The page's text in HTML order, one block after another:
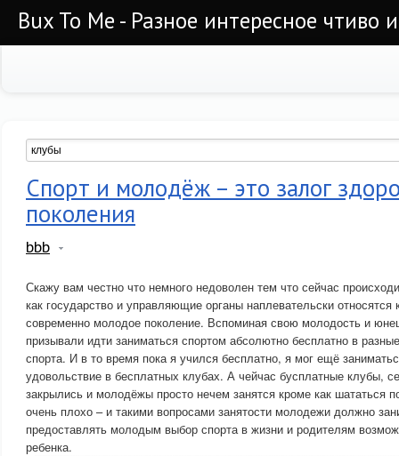
Bux To Me - Разное интересное чтиво
Спорт и молодёж – это залог
поколения
bbb
Скажу вам честно что немного недоволен тем что сейчас
как государство и управляющие органы наплевательски относятся
современно молодое поколение. Вспоминая свою молодость и
призывали идти заниматься спортом абсолютно бесплатно в
спорта. И в то время пока я учился бесплатно, я мог ещё
удовольствие в бесплатных клубах. А чейчас бусплатные клубы,
закрылись и молодёжы просто нечем занятся кроме как шататься
очень плохо – и такими вопросами занятости молодежи должно
предоставлять молодым выбор спорта в жизни и родителям
ребенка.